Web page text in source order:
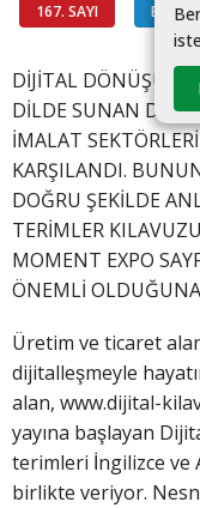
167. SAYI BİLGİ
Be
iste
DİJİTAL
DİLDE SUNAN
İMALAT
KARŞILANDI.
DOĞRU ŞEKİLDE
TERİMLER
MOMENT EXPO
ÖNEMLİ
Üretim ve ticaret
dijitalleşmeyle
alan, www.dijital-
yayına başlayan
terimleri İngilizce ve
birlikte veriyor.